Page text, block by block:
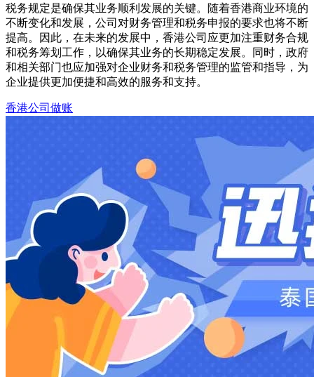
税务规定是确保其业务顺利发展的关键。随着香港商业环境的
不断变化和发展，公司对财务管理和税务申报的要求也将不断
提高。因此，在未来的发展中，香港公司应更加注重财务合规
和税务筹划工作，以确保其业务的长期稳定发展。同时，政府
和相关部门也应加强对企业财务和税务管理的监管和指导，为
企业提供更加便捷和高效的服务和支持。
香港公司做账